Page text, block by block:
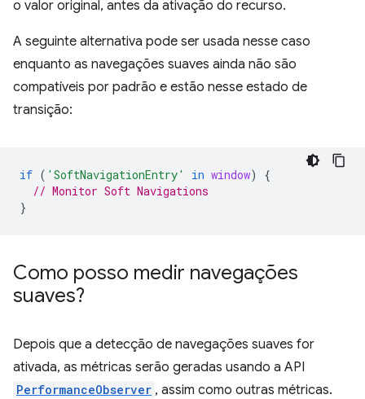
o valor original, antes da ativação do recurso.
A seguinte alternativa pode ser usada nesse caso
enquanto as navegações suaves ainda não são
compatíveis por padrão e estão nesse estado de
transição:
if ( 'SoftNavigationEntry' in window)
{
// Monitor Soft Navigations
}
Como posso medir navegações
suaves?
Depois que a detecção de navegações suaves for
ativada, as métricas serão geradas usando a API
PerformanceObserver , assim como outras métricas.